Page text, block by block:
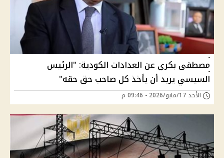
مصطفى بكري عن العدادات الكودية: "الرئيس
السيسي يريد أن يأخذ كل صاحب حق حقه"
الأحد 17/مايو/2026 - 09:46 م